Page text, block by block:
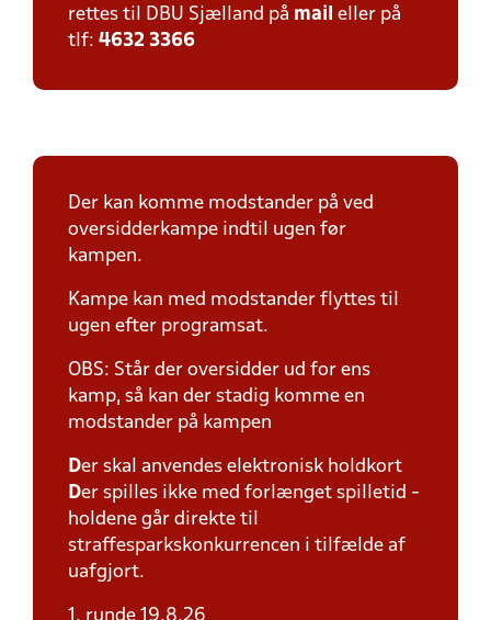
rettes til DBU Sjælland på mail eller på
tlf: 4632 3366
Der kan komme modstander på ved
oversidderkampe indtil ugen før
kampen.
Kampe kan med modstander flyttes til
ugen efter programsat.
OBS: Står der oversidder ud for ens
kamp, så kan der stadig komme en
modstander på kampen
Der skal anvendes elektronisk holdkort
Der spilles ikke med forlænget spilletid -
holdene går direkte til
straffesparkskonkurrencen i tilfælde af
uafgjort.
1. runde 19.8.26